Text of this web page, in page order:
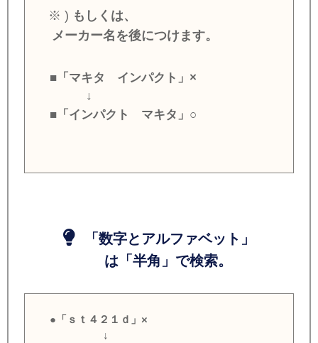
※ ) もしくは、
メーカー名を後につけます。
■「マキタ インパクト」×
↓
■「インパクト マキタ」○
「数字とアルファベット」
は「半角」で検索。
●「ｓｔ４２１ｄ」×
↓